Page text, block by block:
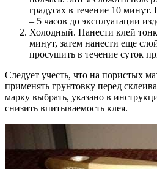
градусах в течение 10
– 5 часов до эксплуатации
Холодный. Нанести клей
минут, затем нанести еще
просушить в течение суток
Следует учесть, что на пористых
применять грунтовку перед
марку выбрать, указано в
снизить впитываемость клея.